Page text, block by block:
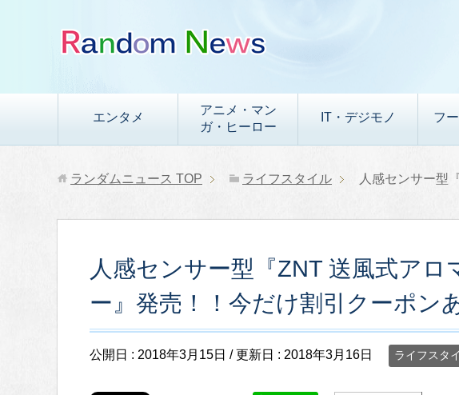
エンタメ
アニメ・マン
ガ・ヒーロー
IT・デジモノ フ
ランダムニュース TOP ライフスタイル 人感センサー型
人感センサー型『ZNT 送風式アロ
ー』発売！！今だけ割引クーポン
公開日 : 2018年3月15日 / 更新日 : 2018年3月16日 ライフスタ